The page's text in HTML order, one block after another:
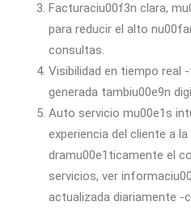
Facturaciu00f3n clara,
para reducir el alto
consultas.
Visibilidad en tiempo real
generada tambiu00e9n
Auto servicio mu00e1s
experiencia del cliente a
dramu00e1ticamente el
servicios, ver
actualizada diariamente -